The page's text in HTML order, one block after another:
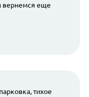
вернемся еще
тихое